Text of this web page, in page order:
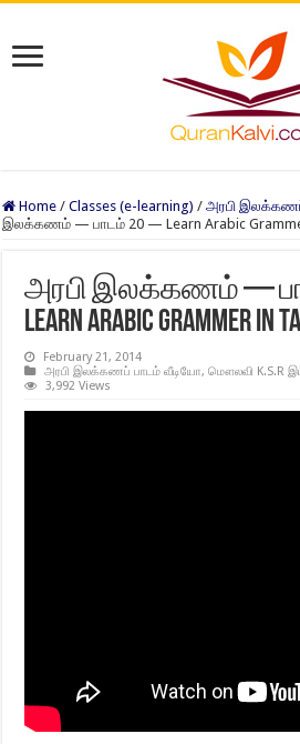
Home / Classes (e-learning) / அரபி
இலக்கணம் — பாடம் 20 — Learn Arabic
அரபி இலக்கணம் —
Learn Arabic Grammer in
February 21, 2014
அரபி இலக்கணப் பாடம் வீடியோ,மௌலவி K.S.R
3,992 Views